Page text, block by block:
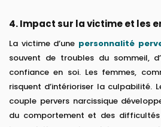
4. Impact sur la victime et les
La victime d’une personnalité
souvent de troubles du sommeil,
confiance en soi. Les femmes,
risquent d’intérioriser la culpabilité.
couple pervers narcissique
du comportement et des